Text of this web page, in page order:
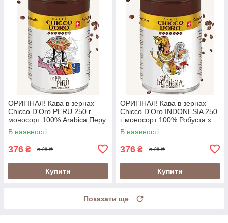
ОРИГІНАЛ! Кава в зернах
Chicco D'Oro PERU 250 г
моносорт 100% Arabica Перу
у металевій банці
(Швейцарія)
В наявності
376 ₴ 576 ₴
Купити
ОРИГІНАЛ! Кава в зернах
Chicco D'Oro INDONESIA 250
г моносорт 100% Робуста з
вулканічних ґрунтів Індонезії
у банці (Швейцарія)
В наявності
376 ₴ 576 ₴
Купити
Показати ще